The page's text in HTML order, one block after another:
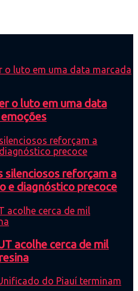
o luto em uma data
silenciosos reforçam a
e diagnóstico precoce
acolhe cerca de mil